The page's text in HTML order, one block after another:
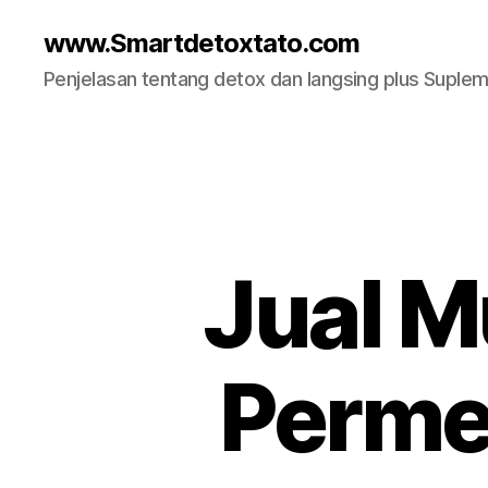
www.Smartdetoxtato.com
Penjelasan tentang detox dan langsing plus
Jual